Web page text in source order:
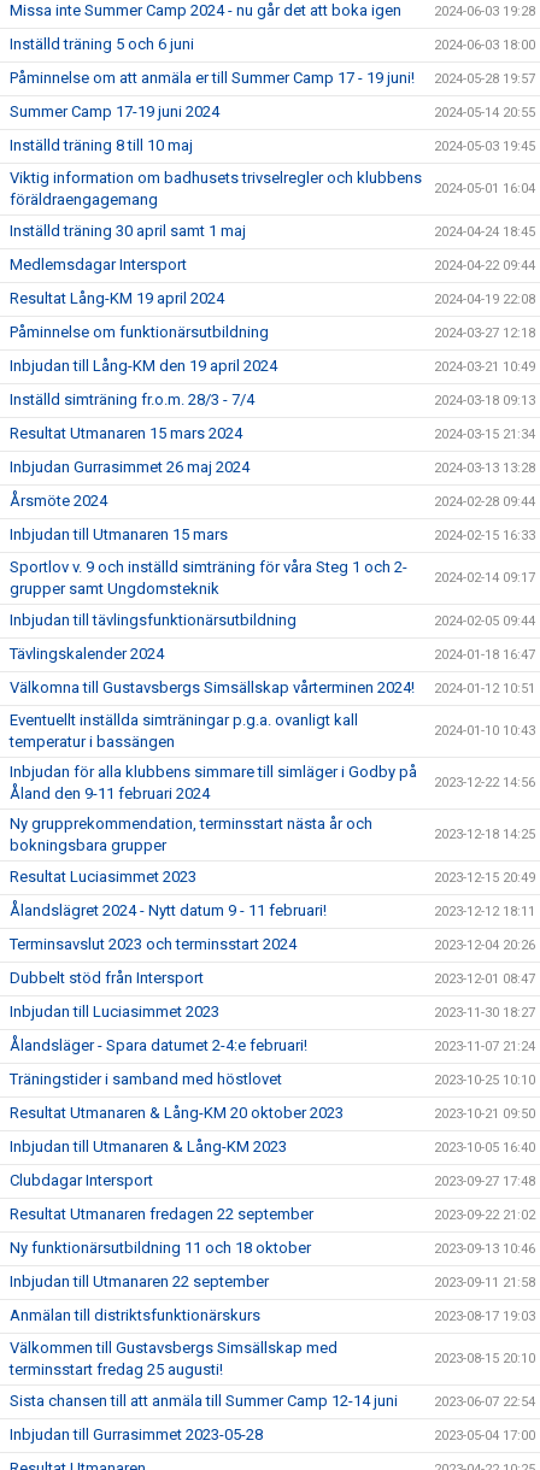
Missa inte Summer Camp 2024 - nu går det att boka igen 2024-06-03 19:28
Inställd träning 5 och 6 juni 2024-06-03 18:00
Påminnelse om att anmäla er till Summer Camp 17 - 19 juni! 2024-05-28 19:57
Summer Camp 17-19 juni 2024 2024-05-14 20:55
Inställd träning 8 till 10 maj 2024-05-03 19:45
Viktig information om badhusets trivselregler och klubbens
föräldraengagemang
2024-05-01 16:04
Inställd träning 30 april samt 1 maj 2024-04-24 18:45
Medlemsdagar Intersport 2024-04-22 09:44
Resultat Lång-KM 19 april 2024 2024-04-19 22:08
Påminnelse om funktionärsutbildning 2024-03-27 12:18
Inbjudan till Lång-KM den 19 april 2024 2024-03-21 10:49
Inställd simträning fr.o.m. 28/3 - 7/4 2024-03-18 09:13
Resultat Utmanaren 15 mars 2024 2024-03-15 21:34
Inbjudan Gurrasimmet 26 maj 2024 2024-03-13 13:28
Årsmöte 2024 2024-02-28 09:44
Inbjudan till Utmanaren 15 mars 2024-02-15 16:33
Sportlov v. 9 och inställd simträning för våra Steg 1 och 2-
grupper samt Ungdomsteknik
2024-02-14 09:17
Inbjudan till tävlingsfunktionärsutbildning 2024-02-05 09:44
Tävlingskalender 2024 2024-01-18 16:47
Välkomna till Gustavsbergs Simsällskap vårterminen 2024! 2024-01-12 10:51
Eventuellt inställda simträningar p.g.a. ovanligt kall
temperatur i bassängen
2024-01-10 10:43
Inbjudan för alla klubbens simmare till simläger i Godby på
Åland den 9-11 februari 2024
2023-12-22 14:56
Ny grupprekommendation, terminsstart nästa år och
bokningsbara grupper
2023-12-18 14:25
Resultat Luciasimmet 2023 2023-12-15 20:49
Ålandslägret 2024 - Nytt datum 9 - 11 februari! 2023-12-12 18:11
Terminsavslut 2023 och terminsstart 2024 2023-12-04 20:26
Dubbelt stöd från Intersport 2023-12-01 08:47
Inbjudan till Luciasimmet 2023 2023-11-30 18:27
Ålandsläger - Spara datumet 2-4:e februari! 2023-11-07 21:24
Träningstider i samband med höstlovet 2023-10-25 10:10
Resultat Utmanaren & Lång-KM 20 oktober 2023 2023-10-21 09:50
Inbjudan till Utmanaren & Lång-KM 2023 2023-10-05 16:40
Clubdagar Intersport 2023-09-27 17:48
Resultat Utmanaren fredagen 22 september 2023-09-22 21:02
Ny funktionärsutbildning 11 och 18 oktober 2023-09-13 10:46
Inbjudan till Utmanaren 22 september 2023-09-11 21:58
Anmälan till distriktsfunktionärskurs 2023-08-17 19:03
Välkommen till Gustavsbergs Simsällskap med
terminsstart fredag 25 augusti!
2023-08-15 20:10
Sista chansen till att anmäla till Summer Camp 12-14 juni 2023-06-07 22:54
Inbjudan till Gurrasimmet 2023-05-28 2023-05-04 17:00